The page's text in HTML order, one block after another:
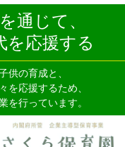
通じて、
を応援する
供の育成と、
を応援するため、
を行っています。